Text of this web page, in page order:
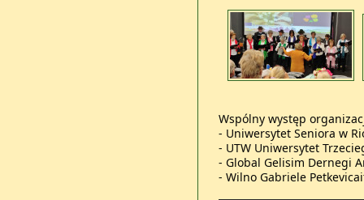
Wspólny występ
- Uniwersytet Seniora w
- UTW Uniwersytet
- Global Gelisim Dernegi
- Wilno Gabriele